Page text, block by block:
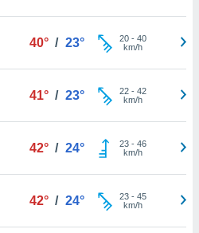
40° / 23° 20- 40
km/h
41° / 23° 22- 42
km/h
42° / 24° 23- 46
km/h
42° / 24° 23- 45
km/h